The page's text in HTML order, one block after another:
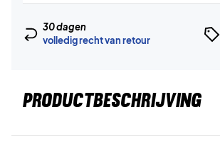
30 dagen
volledig recht van retour
PRODUCTBESCHRIJVING